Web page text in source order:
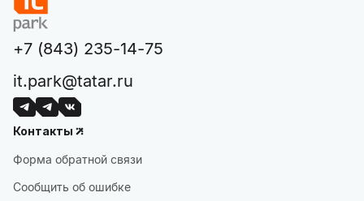
+7 (843) 235-14-75
it.park@tatar.ru
Контакты
Форма обратной связи
Сообщить об ошибке